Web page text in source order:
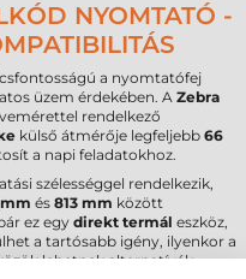
NYOMTATÓ -
a nyomtatófej
üzem érdekében. A Zebra
rendelkező
külső átmérője legfeljebb 66
a napi feladatokhoz.
szélességgel rendelkezik,
mm és 813 mm között
ez egy direkt termál eszköz,
a tartósabb igény, ilyenkor a
lehetnek alternatívák.